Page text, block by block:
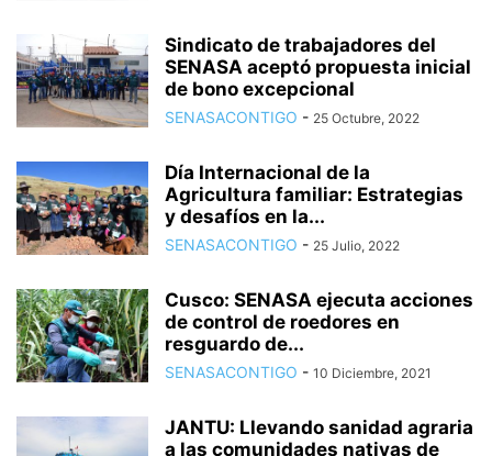
Sindicato de trabajadores del
SENASA aceptó propuesta inicial
de bono excepcional
SENASACONTIGO - 25 Octubre, 2022
Día Internacional de la
Agricultura familiar: Estrategias
y desafíos en la...
SENASACONTIGO - 25 Julio, 2022
Cusco: SENASA ejecuta acciones
de control de roedores en
resguardo de...
SENASACONTIGO - 10 Diciembre, 2021
JANTU: Llevando sanidad agraria
a las comunidades nativas de